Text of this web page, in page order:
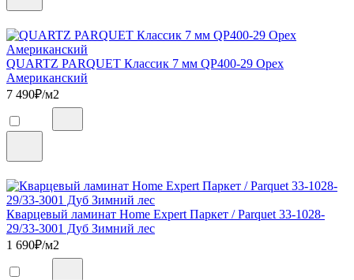
QUARTZ PARQUET Классик 7 мм QP400-29 Орех
Американский
7 490₽/м2
Кварцевый ламинат Home Expert Паркет / Parquet 33-1028-
29/33-3001 Дуб Зимний лес
1 690₽/м2